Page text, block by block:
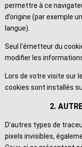
permettre à ce
d’origine (par exemple
langue).
Seul l'émetteur du
modifier les
Lors de votre visite sur
cookies sont installés
2.
D’autres types de
pixels invisibles,